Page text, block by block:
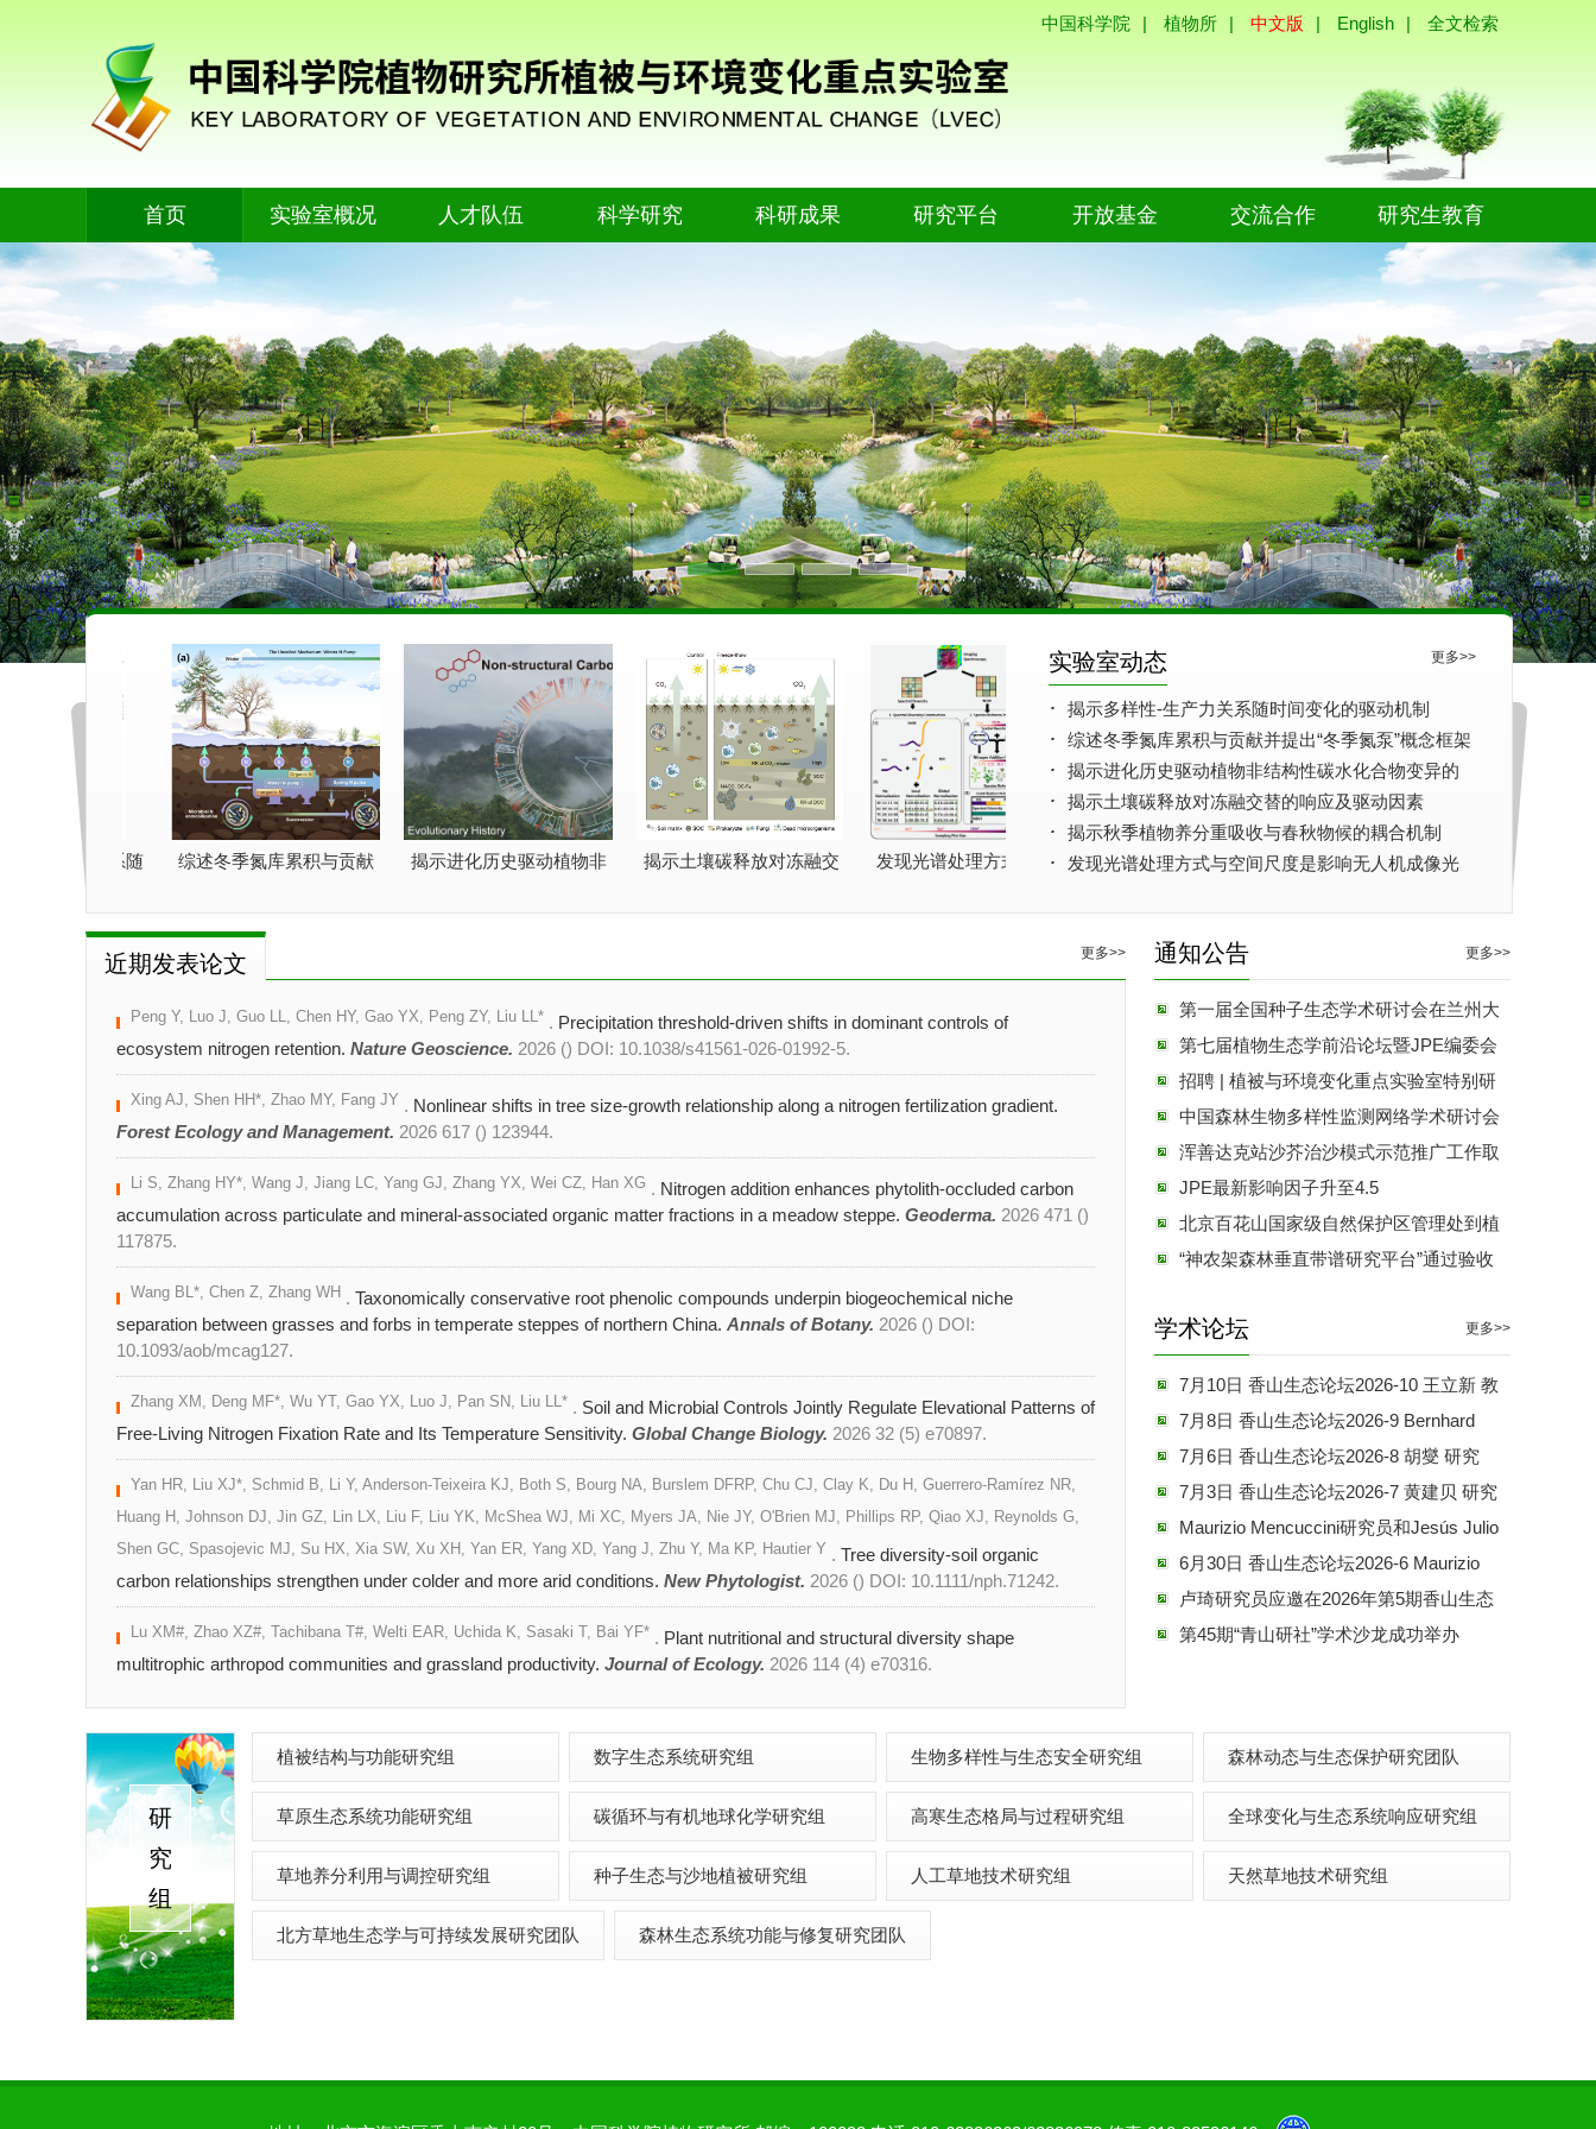
中国科学院 | 植物所 | 中文版 | English | 全文检索
首页 实验室概况 人才队伍 科学研究 科研成果 研究平台 开放基金 交流合作 研究生教育
综述冬季氮库累积与贡献 揭示进化历史驱动植物非 揭示土壤碳释放对冻融交 发现光谱处理方式与空间 揭示邻居树木多样性对树
变规律（EL）
揭示多样性-生产力关系随
实验室动态 更多>>
·
揭示多样性-生产力关系随时间变化的驱动机制
（PNAS）
· 综述冬季氮库累积与贡献并提出“冬季氮泵”概念框架
·
揭示进化历史驱动植物非结构性碳水化合物变异的
新机制（NEE）
·
揭示土壤碳释放对冻融交替的响应及驱动因素
（GCB）
· 揭示秋季植物养分重吸收与春秋物候的耦合机制
·
发现光谱处理方式与空间尺度是影响无人机成像光
近期发表论文 更多>>
Peng Y, Luo J, Guo LL, Chen HY, Gao YX, Peng ZY, Liu LL* . Precipitation threshold-driven shifts in dominant controls of
ecosystem nitrogen retention. Nature Geoscience. 2026 () DOI: 10.1038/s41561-026-01992-5.
Xing AJ, Shen HH*, Zhao MY, Fang JY . Nonlinear shifts in tree size-growth relationship along a nitrogen fertilization gradient.
Forest Ecology and Management. 2026 617 () 123944.
Li S, Zhang HY*, Wang J, Jiang LC, Yang GJ, Zhang YX, Wei CZ, Han XG . Nitrogen addition enhances phytolith-occluded carbon
accumulation across particulate and mineral-associated organic matter fractions in a meadow steppe. Geoderma. 2026 471 ()
117875.
Wang BL*, Chen Z, Zhang WH . Taxonomically conservative root phenolic compounds underpin biogeochemical niche
separation between grasses and forbs in temperate steppes of northern China. Annals of Botany. 2026 () DOI:
10.1093/aob/mcag127.
Zhang XM, Deng MF*, Wu YT, Gao YX, Luo J, Pan SN, Liu LL* . Soil and Microbial Controls Jointly Regulate Elevational Patterns of
Free-Living Nitrogen Fixation Rate and Its Temperature Sensitivity. Global Change Biology. 2026 32 (5) e70897.
Yan HR, Liu XJ*, Schmid B, Li Y, Anderson-Teixeira KJ, Both S, Bourg NA, Burslem DFRP, Chu CJ, Clay K, Du H, Guerrero-Ramírez NR,
Huang H, Johnson DJ, Jin GZ, Lin LX, Liu F, Liu YK, McShea WJ, Mi XC, Myers JA, Nie JY, O'Brien MJ, Phillips RP, Qiao XJ, Reynolds G,
Shen GC, Spasojevic MJ, Su HX, Xia SW, Xu XH, Yan ER, Yang XD, Yang J, Zhu Y, Ma KP, Hautier Y . Tree diversity-soil organic
carbon relationships strengthen under colder and more arid conditions. New Phytologist. 2026 () DOI: 10.1111/nph.71242.
Lu XM#, Zhao XZ#, Tachibana T#, Welti EAR, Uchida K, Sasaki T, Bai YF* . Plant nutritional and structural diversity shape
multitrophic arthropod communities and grassland productivity. Journal of Ecology. 2026 114 (4) e70316.
通知公告 更多>>
第一届全国种子生态学术研讨会在兰州大
学成功举办
第七届植物生态学前沿论坛暨JPE编委会
会议(第一轮通知)
招聘 | 植被与环境变化重点实验室特别研
究助理（博士后）招聘启事
中国森林生物多样性监测网络学术研讨会
在浙江开化召开
浑善达克站沙芥治沙模式示范推广工作取
得新进展
JPE最新影响因子升至4.5
北京百花山国家级自然保护区管理处到植
物所交流访问
“神农架森林垂直带谱研究平台”通过验收
学术论坛 更多>>
7月10日 香山生态论坛2026-10 王立新 教
授：雾和露在旱地动态中的重要性
7月8日 香山生态论坛2026-9 Bernhard
Schmid 教授：How diversifying forests could
increase China's carbon storage potential
7月6日 香山生态论坛2026-8 胡燮 研究
员：长持续高分辨率青藏高原地表形变与热
喀斯特地貌研究
7月3日 香山生态论坛2026-7 黄建贝 研究
员：植被-土壤系统碳分配和收支对环境变化
的响应机制
Maurizio Mencuccini研究员和Jesús Julio
Camarero研究员应邀在香山生态论坛作报告
6月30日 香山生态论坛2026-6 Maurizio
Mencuccini研究员、Jesús Julio Camarero研
究员
卢琦研究员应邀在2026年第5期香山生态
论坛作报告
第45期“青山研社”学术沙龙成功举办
研
究
组
植被结构与功能研究组 数字生态系统研究组 生物多样性与生态安全研究组 森林动态与生态保护研究团队
草原生态系统功能研究组 碳循环与有机地球化学研究组 高寒生态格局与过程研究组 全球变化与生态系统响应研究组
草地养分利用与调控研究组 种子生态与沙地植被研究组 人工草地技术研究组 天然草地技术研究组
北方草地生态学与可持续发展研究团队 森林生态系统功能与修复研究团队